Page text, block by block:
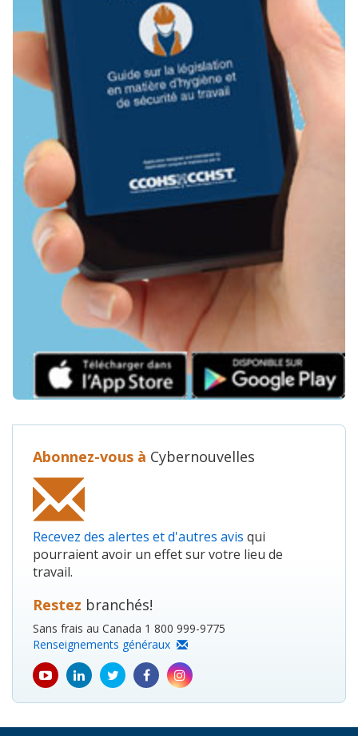
Abonnez-vous à Cybernouvelles
Recevez des alertes et d'autres avis qui
pourraient avoir un effet sur votre lieu de
travail.
Restez branchés!
Sans frais au Canada 1 800 999-9775
Renseignements généraux
youtube
icon
Linkedin
icon
Twitter
icon
Facebook
icon
Instagram
icon